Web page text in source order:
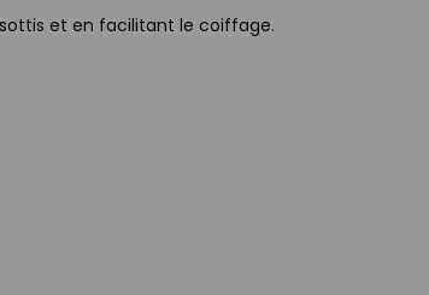
et en facilitant le coiffage.